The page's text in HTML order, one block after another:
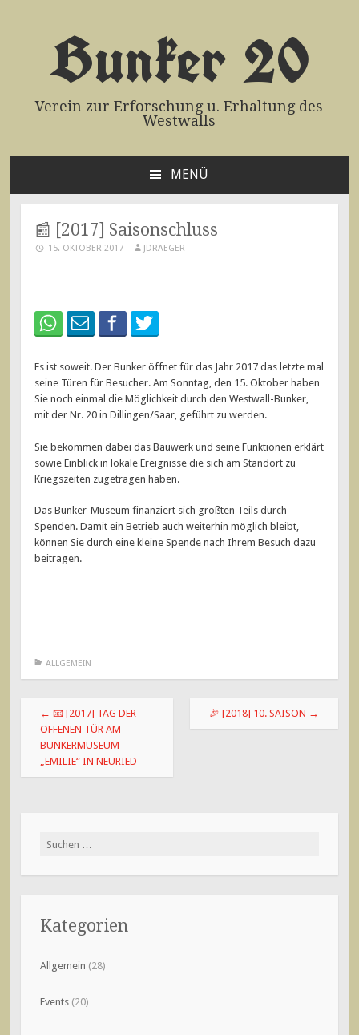
Bunker 20
Verein zur Erforschung u. Erhaltung des
Westwalls
MENÜ
SPRINGEN
📰 [2017] Saisonschluss
15. OKTOBER 2017 JDRAEGER
Es ist soweit. Der Bunker öffnet für das Jahr 2017 das letzte mal
seine Türen für Besucher. Am Sonntag, den 15. Oktober haben
Sie noch einmal die Möglichkeit durch den Westwall-Bunker,
mit der Nr. 20 in Dillingen/Saar, geführt zu werden.
Sie bekommen dabei das Bauwerk und seine Funktionen erklärt
sowie Einblick in lokale Ereignisse die sich am Standort zu
Kriegszeiten zugetragen haben.
Das Bunker-Museum finanziert sich größten Teils durch
Spenden. Damit ein Betrieb auch weiterhin möglich bleibt,
können Sie durch eine kleine Spende nach Ihrem Besuch dazu
beitragen.
ALLGEMEIN
Beitragsnavigation
← 📧 [2017] TAG DER
OFFENEN TÜR AM
BUNKERMUSEUM
„EMILIE“ IN NEURIED
🎉 [2018] 10. SAISON →
Suchen
Kategorien
Allgemein (28)
Events(20)